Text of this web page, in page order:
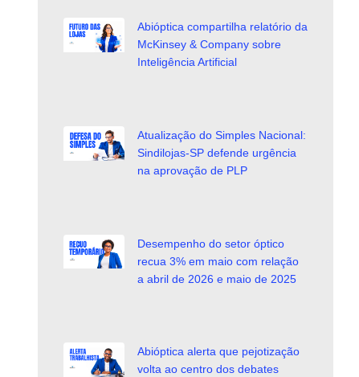
Abióptica compartilha relatório da
McKinsey & Company sobre
Inteligência Artificial
Atualização do Simples Nacional:
Sindilojas-SP defende urgência
na aprovação de PLP
Desempenho do setor óptico
recua 3% em maio com relação
a abril de 2026 e maio de 2025
Abióptica alerta que pejotização
volta ao centro dos debates